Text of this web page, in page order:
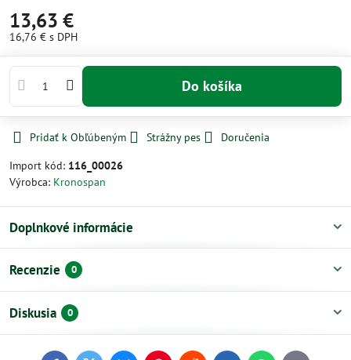
13,63 €
16,76 € s DPH
Do košíka
Pridať k Obľúbeným Strážny pes
Doručenia
Import kód: 116_00026
Výrobca: Kronospan
Doplnkové informácie
Recenzie 0
Diskusia 0